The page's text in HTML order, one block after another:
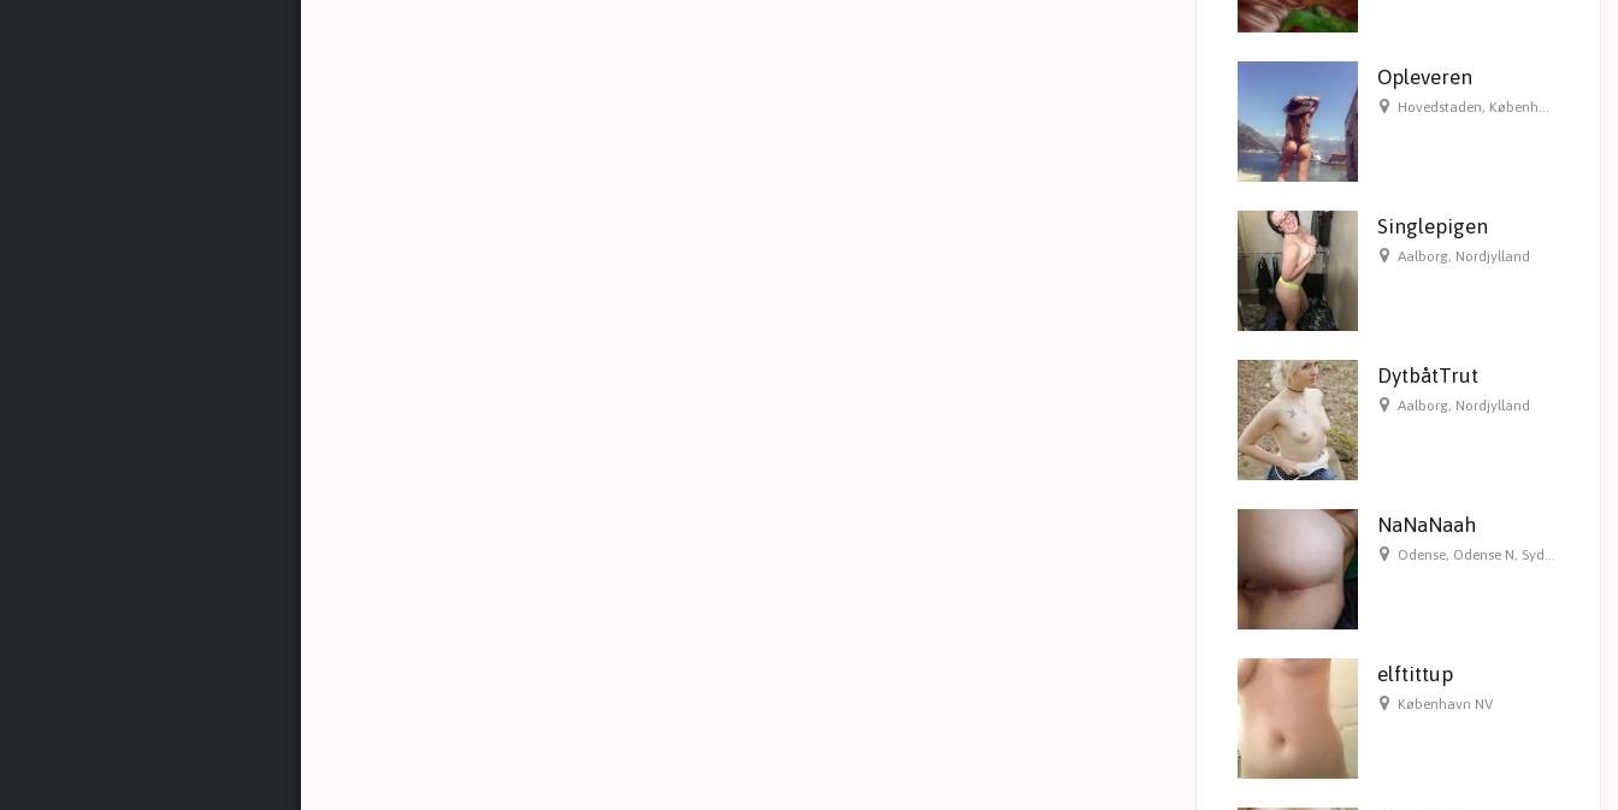
Opleveren
Hovedstaden, København
Singlepigen
Aalborg, Nordjylland
DytbåtTrut
Aalborg, Nordjylland
NaNaNaah
Odense, Odense N, Syddanmark
elftittup
København NV